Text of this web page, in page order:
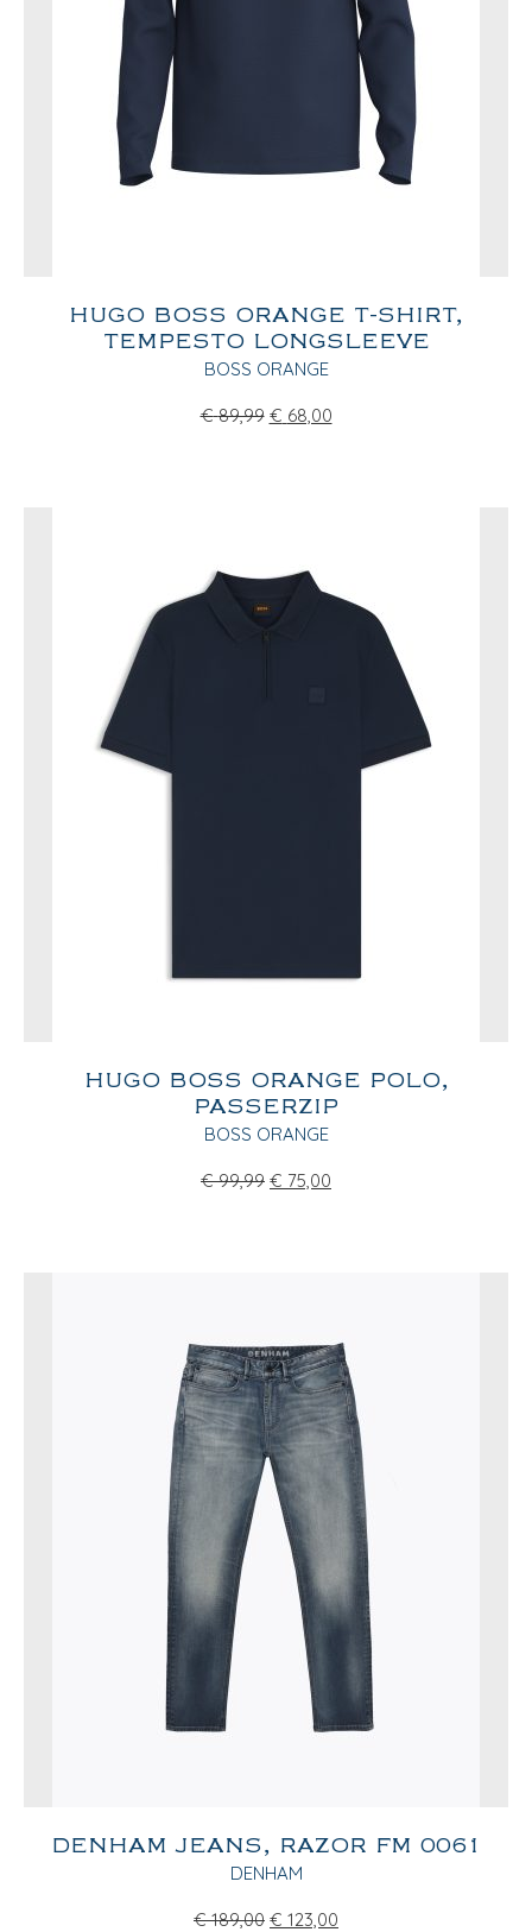
HUGO BOSS ORANGE T-SHIRT,
TEMPESTO LONGSLEEVE
BOSS ORANGE
€ 89,99 € 68,00
HUGO BOSS ORANGE POLO,
PASSERZIP
BOSS ORANGE
€ 99,99 € 75,00
DENHAM JEANS, RAZOR FM 0061
DENHAM
€ 189,00 € 123,00